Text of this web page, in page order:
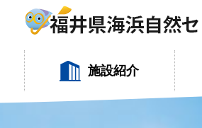
施設紹介